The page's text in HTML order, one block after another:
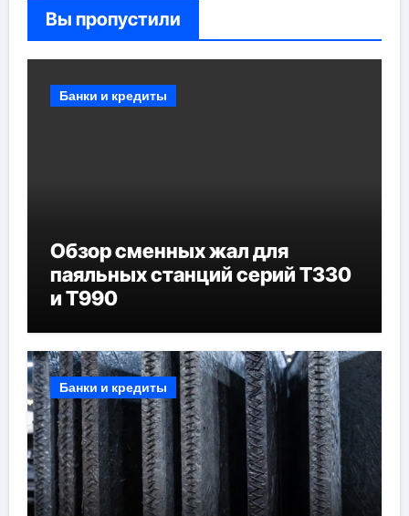
Вы пропустили
Банки и кредиты
Обзор сменных жал для
паяльных станций серий T330
и T990
Банки и кредиты